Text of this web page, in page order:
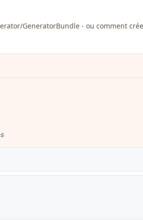
GeneratorBundle - ou comment